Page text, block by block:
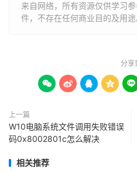
来自网络，所有资源仅供学习
件，不存在任何商业目的及用途
分享
    
上一篇
W10电脑系统文件调用失败错误
码0x8002801c怎么解决
相关推荐